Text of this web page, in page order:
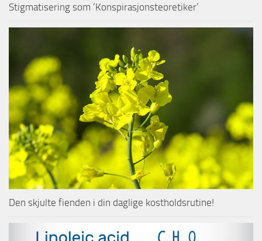
Stigmatisering som ‘Konspirasjonsteoretiker’
Den skjulte fienden i din daglige kostholdsrutine!